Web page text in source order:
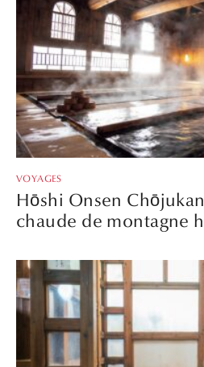
VOYAGES
Hōshi Onsen
chaude de montagne